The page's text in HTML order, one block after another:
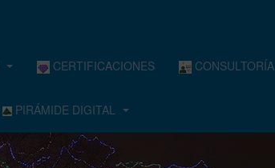
CERTIFICACIONES CONSULTORÍA
PIRÁMIDE DIGITAL